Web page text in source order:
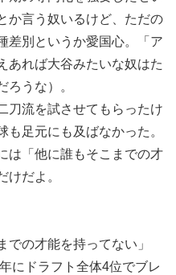
か言う奴いるけど、ただの
差別というか愛国心。「ア
あれば大谷みたいな奴はた
ろうな）。
刀流を試させてもらったけ
も足元にも及ばなかった。
は「他に誰もそこまでの才
けだよ。
での才能を持ってない」
にドラフト全体4位でブレ